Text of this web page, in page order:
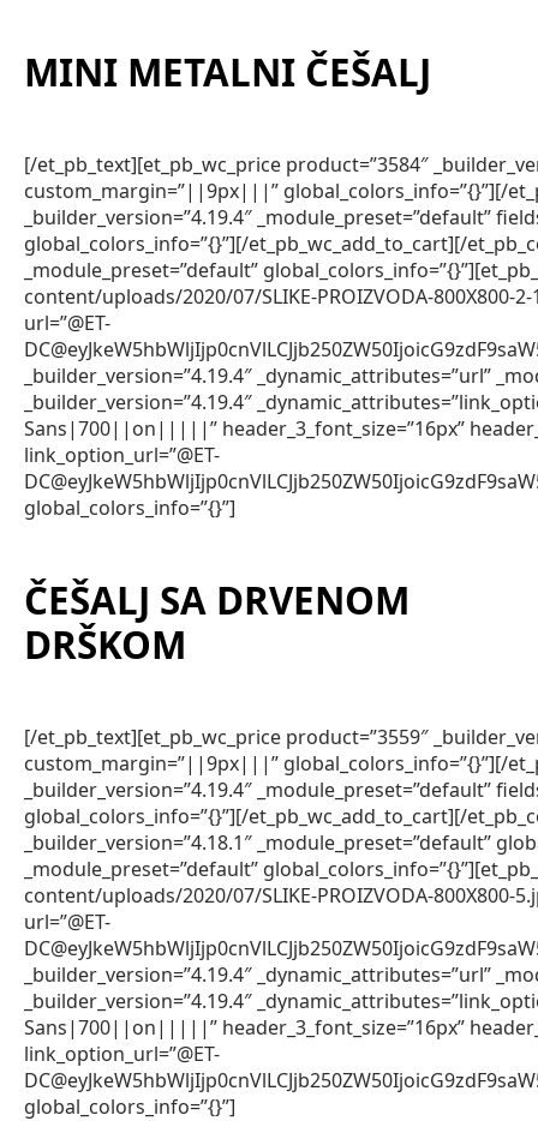
MINI METALNI ČEŠALJ
[/et_pb_text][et_pb_wc_price product=”3584″
custom_margin=”||9px|||” global_colors_info=”{}”][/
_builder_version=”4.19.4″ _module_preset=”default”
global_colors_info=”{}”][/et_pb_wc_add_to_cart][/
_module_preset=”default”
content/uploads/2020/07/SLIKE-PROIZVODA-800X800-
url=”@ET-
_builder_version=”4.19.4″ _dynamic_attributes=”url”
_builder_version=”4.19.4″
Sans|700||on|||||” header_3_font_size=”16px”
link_option_url=”@ET-
global_colors_info=”{}”]
ČEŠALJ SA DRVENOM
DRŠKOM
[/et_pb_text][et_pb_wc_price product=”3559″
custom_margin=”||9px|||” global_colors_info=”{}”][/
_builder_version=”4.19.4″ _module_preset=”default”
global_colors_info=”{}”][/et_pb_wc_add_to_cart][/
_builder_version=”4.18.1″ _module_preset=”default”
_module_preset=”default”
content/uploads/2020/07/SLIKE-PROIZVODA-800X800-
url=”@ET-
_builder_version=”4.19.4″ _dynamic_attributes=”url”
_builder_version=”4.19.4″
Sans|700||on|||||” header_3_font_size=”16px”
link_option_url=”@ET-
global_colors_info=”{}”]